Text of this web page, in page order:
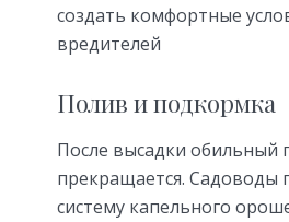
создать комфортные
вредителей
Полив и подкормка
После высадки обильный
прекращается.
систему капельного